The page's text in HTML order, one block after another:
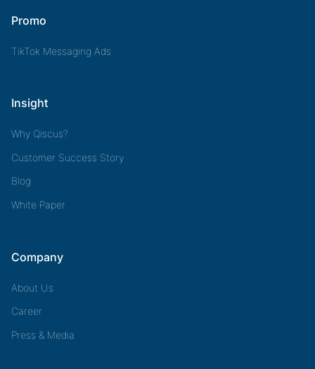
Promo
TikTok Messaging Ads
Insight
Why Qiscus?
Customer Success Story
Blog
White Paper
Company
About Us
Career
Press & Media